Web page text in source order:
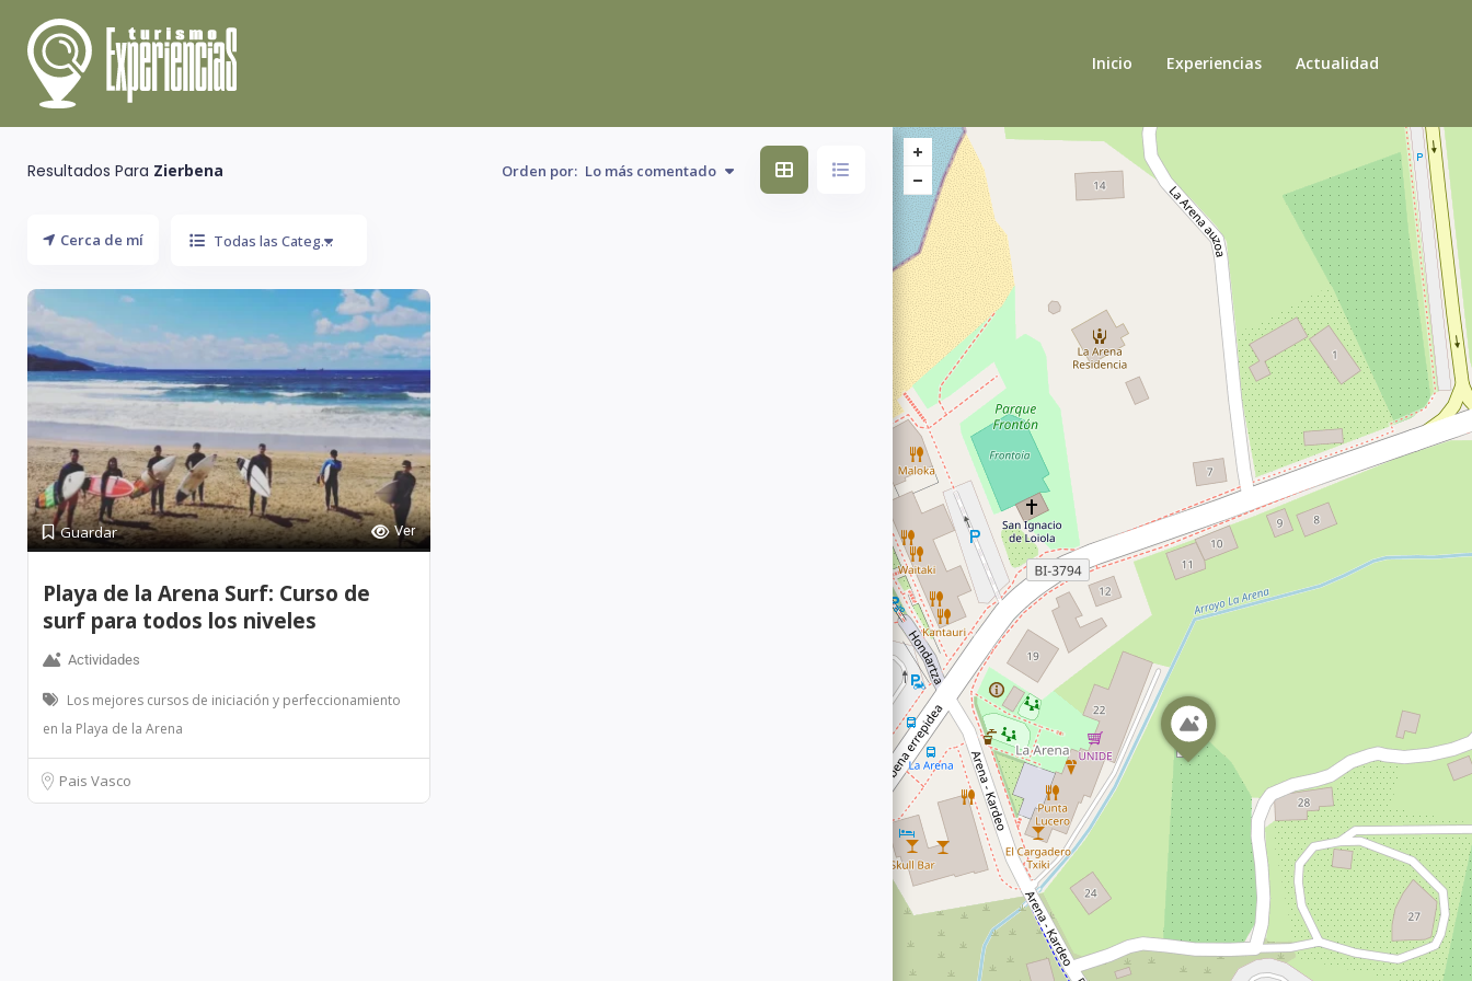
Inicio Experiencias Actualidad
Resultados Para Zierbena Orden por: Lo más comentado
Cerca de mí Todas las Categoría
Guardar Ver
Playa de la Arena Surf: Curso de
surf para todos los niveles
Actividades
Los mejores cursos de iniciación y perfeccionamiento
en la Playa de la Arena
Pais Vasco